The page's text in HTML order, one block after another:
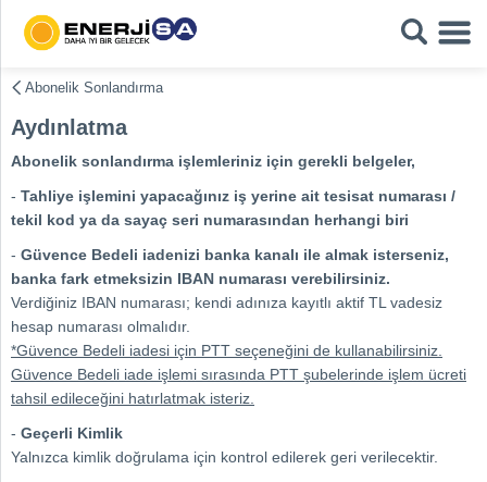
Abonelik Sonlandırma
Aydınlatma
Abonelik sonlandırma işlemleriniz için gerekli belgeler,
- Tahliye işlemini yapacağınız iş yerine ait tesisat numarası /
tekil kod ya da sayaç seri numarasından herhangi biri
- Güvence Bedeli iadenizi banka kanalı ile almak isterseniz,
banka fark etmeksizin IBAN numarası verebilirsiniz.
Verdiğiniz IBAN numarası; kendi adınıza kayıtlı aktif TL vadesiz
hesap numarası olmalıdır.
*Güvence Bedeli iadesi için PTT seçeneğini de kullanabilirsiniz.
Güvence Bedeli iade işlemi sırasında PTT şubelerinde işlem ücreti
tahsil edileceğini hatırlatmak isteriz.
- Geçerli Kimlik
Yalnızca kimlik doğrulama için kontrol edilerek geri verilecektir.